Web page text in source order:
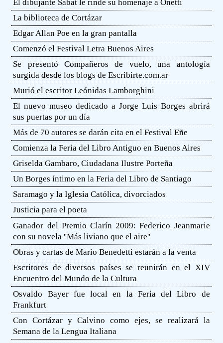
El dibujante Sabat le rinde su homenaje a Onetti
La biblioteca de Cortázar
Edgar Allan Poe en la gran pantalla
Comenzó el Festival Letra Buenos Aires
Se presentó Compañeros de vuelo, una antología
surgida desde los blogs de Escribirte.com.ar
Murió el escritor Leónidas Lamborghini
El nuevo museo dedicado a Jorge Luis Borges abrirá
sus puertas por un día
Más de 70 autores se darán cita en el Festival Eñe
Comienza la Feria del Libro Antiguo en Buenos Aires
Griselda Gambaro, Ciudadana Ilustre Porteña
Un Borges íntimo en la Feria del Libro de Santiago
Saramago y la Iglesia Católica, divorciados
Justicia para el poeta
Ganador del Premio Clarín 2009: Federico Jeanmarie
con su novela ''Más liviano que el aire''
Obras y cartas de Mario Benedetti estarán a la venta
Escritores de diversos países se reunirán en el XIV
Encuentro del Mundo de la Cultura
Osvaldo Bayer fue local en la Feria del Libro de
Frankfurt
Con Cortázar y Calvino como ejes, se realizará la
Semana de la Lengua Italiana